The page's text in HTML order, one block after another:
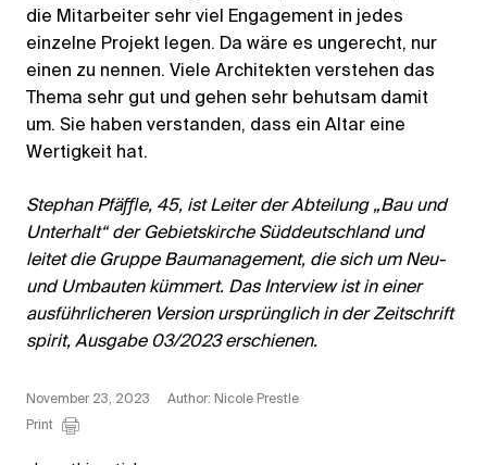
die Mitarbeiter sehr viel Engagement in jedes
einzelne Projekt legen. Da wäre es ungerecht, nur
einen zu nennen. Viele Architekten verstehen das
Thema sehr gut und gehen sehr behutsam damit
um. Sie haben verstanden, dass ein Altar eine
Wertigkeit hat.
Stephan Pfäﬄe, 45, ist Leiter der Abteilung „Bau und
Unterhalt“ der Gebietskirche Süddeutschland und
leitet die Gruppe Baumanagement, die sich um Neu-
und Umbauten kümmert. Das Interview ist in einer
ausführlicheren Version ursprünglich in der Zeitschrift
spirit, Ausgabe 03/2023 erschienen.
November 23, 2023
Author: Nicole Prestle
Print